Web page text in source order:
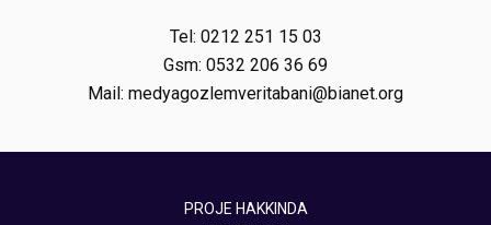
Tel: 0212 251 15 03
Gsm: 0532 206 36 69
Mail: medyagozlemveritabani@bianet.org
PROJE HAKKINDA